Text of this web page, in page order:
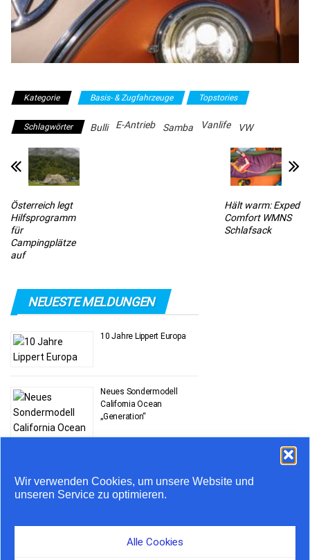
Wir verwenden Cookies, um unsere Website und
unseren Service zu optimieren.
Alle Cookies
Kategorie Basis- & Zugfahrzeuge Topstories
Schlagwörter Bulli E-Antrieb Samba Vanlife VW
Österreich legt
Hilfsprogramm
für
Campingplätze
auf
Hält warm: Exped
Comfort WMNS
Schlafsack
NEUESTE MELDUNGEN
10 Jahre Lippert Europa
Neues Sondermodell
California Ocean
„Generation“
Stauprognose 10. bis 12.
in Europa